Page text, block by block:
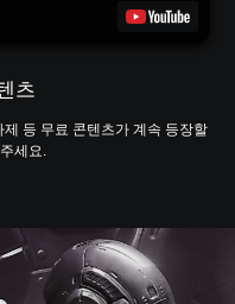
츠
등 무료 콘텐츠가 계속 등장할
세요.